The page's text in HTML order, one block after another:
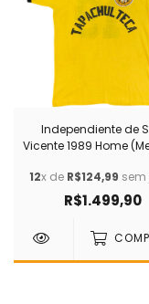
Independiente de
Vicente 1989 Home
12x de R$124,99 sem
R$1.499,90